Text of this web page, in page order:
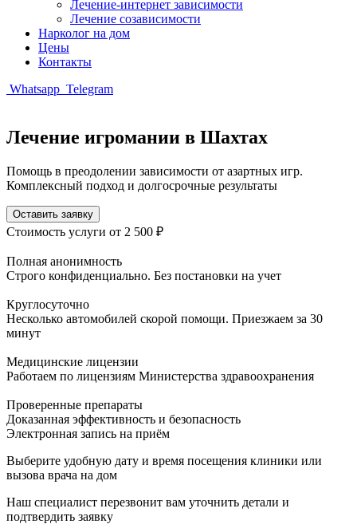
Лечение-интернет зависимости
Лечение созависимости
Нарколог на дом
Цены
Контакты
Whatsapp Telegram
Лечение игромании в Шахтах
Помощь в преодолении зависимости от азартных игр.
Комплексный подход и долгосрочные результаты
Оставить заявку
Стоимость услуги от 2 500 ₽
Полная анонимность
Строго конфиденциально. Без постановки на учет
Круглосуточно
Несколько автомобилей скорой помощи. Приезжаем за 30
минут
Медицинские лицензии
Работаем по лицензиям Министерства здравоохранения
Проверенные препараты
Доказанная эффективность и безопасность
Электронная запись на приём
Выберите удобную дату и время посещения клиники или
вызова врача на дом
Наш специалист перезвонит вам уточнить детали и
подтвердить заявку